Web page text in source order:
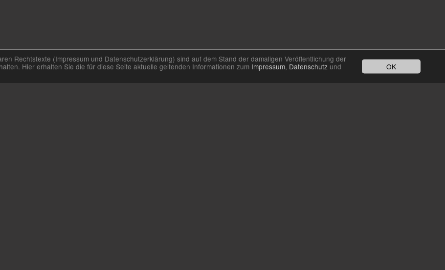
OK
Rechtstexte (Impressum und Datenschutzerklärung) sind auf dem Stand der damaligen Veröffentlichung der
Hier erhalten Sie die für diese Seite aktuelle geltenden Informationen zum Impressum, Datenschutz und